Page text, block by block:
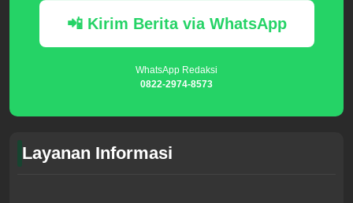
📲 Kirim Berita via WhatsApp
WhatsApp Redaksi
0822-2974-8573
Layanan Informasi